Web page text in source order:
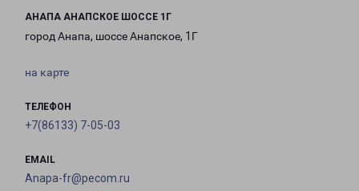
АНАПА АНАПСКОЕ ШОССЕ 1Г
город Анапа, шоссе Анапское, 1Г
на карте
ТЕЛЕФОН
+7(86133) 7-05-03
EMAIL
Anapa-fr@pecom.ru